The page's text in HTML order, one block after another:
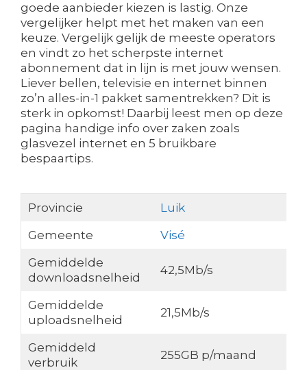
goede aanbieder kiezen is lastig. Onze
vergelijker helpt met het maken van een
keuze. Vergelijk gelijk de meeste operators
en vindt zo het scherpste internet
abonnement dat in lijn is met jouw wensen.
Liever bellen, televisie en internet binnen
zo’n alles-in-1 pakket samentrekken? Dit is
sterk in opkomst! Daarbij leest men op deze
pagina handige info over zaken zoals
glasvezel internet en 5 bruikbare
bespaartips.
Provincie
Luik
Gemeente
Visé
Gemiddelde
downloadsnelheid
42,5Mb/s
Gemiddelde
uploadsnelheid
21,5Mb/s
Gemiddeld
verbruik
255GB p/maand